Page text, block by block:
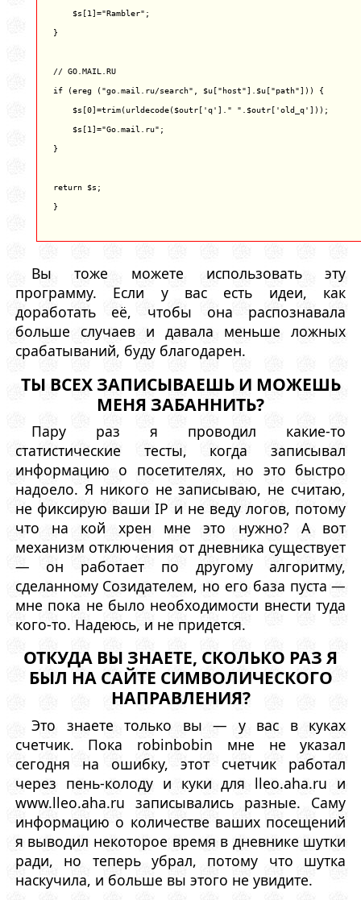
    $s[1]="Rambler";
}
// GO.MAIL.RU
if (ereg ("go.mail.ru/search", $u["host"].$u["path"])) {
    $s[0]=trim(urldecode($outr['q']." ".$outr['old_q']));
    $s[1]="Go.mail.ru";
}
return $s;
}
Вы тоже можете использовать эту
программу. Если у вас есть идеи, как
доработать её, чтобы она распознавала
больше случаев и давала меньше ложных
срабатываний, буду благодарен.
ТЫ ВСЕХ ЗАПИСЫВАЕШЬ И МОЖЕШЬ
МЕНЯ ЗАБАННИТЬ?
Пару раз я проводил какие-то
статистические тесты, когда записывал
информацию о посетителях, но это быстро
надоело. Я никого не записываю, не считаю,
не фиксирую ваши IP и не веду логов, потому
что на кой хрен мне это нужно? А вот
механизм отключения от дневника существует
— он работает по другому алгоритму,
сделанному Созидателем, но его база пуста —
мне пока не было необходимости внести туда
кого-то. Надеюсь, и не придется.
ОТКУДА ВЫ ЗНАЕТЕ, СКОЛЬКО РАЗ Я
БЫЛ НА САЙТЕ СИМВОЛИЧЕСКОГО
НАПРАВЛЕНИЯ?
Это знаете только вы — у вас в куках
счетчик. Пока robinbobin мне не указал
сегодня на ошибку, этот счетчик работал
через пень-колоду и куки для lleo.aha.ru и
www.lleo.aha.ru записывались разные. Саму
информацию о количестве ваших посещений
я выводил некоторое время в дневнике шутки
ради, но теперь убрал, потому что шутка
наскучила, и больше вы этого не увидите.